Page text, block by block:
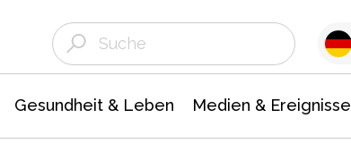
Gesundheit & Leben Medien & Ereignisse